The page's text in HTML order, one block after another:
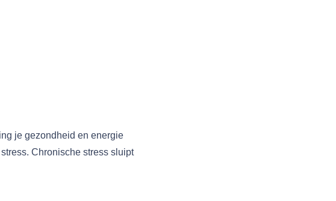
je gezondheid en energie
Chronische stress sluipt